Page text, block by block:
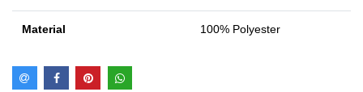
Material 100% Polyester